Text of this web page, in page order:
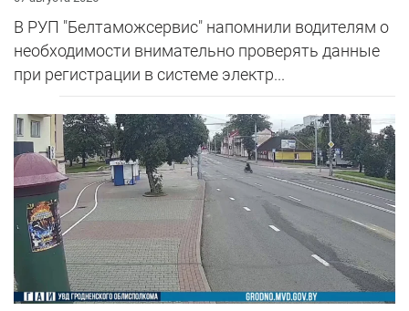
В РУП "Белтаможсервис" напомнили водителям о
необходимости внимательно проверять данные
при регистрации в системе электр...